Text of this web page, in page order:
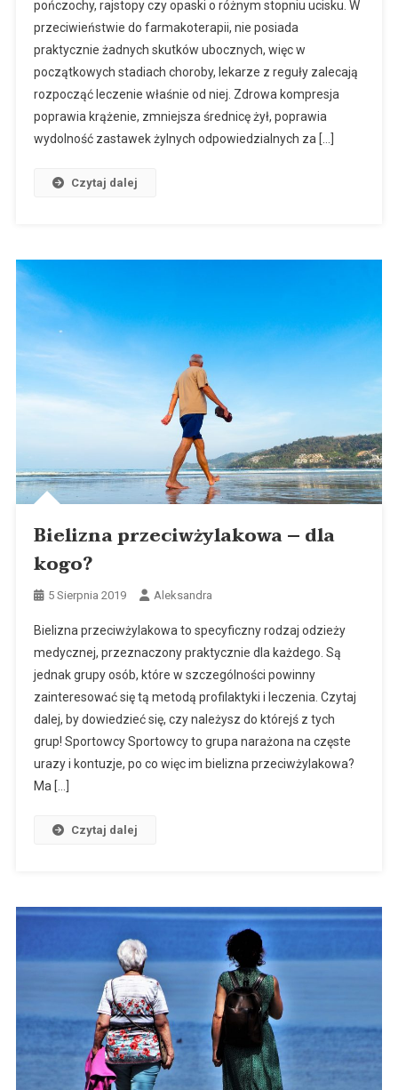
pończochy, rajstopy czy opaski o różnym stopniu ucisku. W
przeciwieństwie do farmakoterapii, nie posiada
praktycznie żadnych skutków ubocznych, więc w
początkowych stadiach choroby, lekarze z reguły zalecają
rozpocząć leczenie właśnie od niej. Zdrowa kompresja
poprawia krążenie, zmniejsza średnicę żył, poprawia
wydolność zastawek żylnych odpowiedzialnych za […]
Czytaj dalej
Bielizna przeciwżylakowa – dla
kogo?
5 Sierpnia 2019 Aleksandra
Bielizna przeciwżylakowa to specyficzny rodzaj odzieży
medycznej, przeznaczony praktycznie dla każdego. Są
jednak grupy osób, które w szczególności powinny
zainteresować się tą metodą profilaktyki i leczenia. Czytaj
dalej, by dowiedzieć się, czy należysz do którejś z tych
grup! Sportowcy Sportowcy to grupa narażona na częste
urazy i kontuzje, po co więc im bielizna przeciwżylakowa?
Ma […]
Czytaj dalej